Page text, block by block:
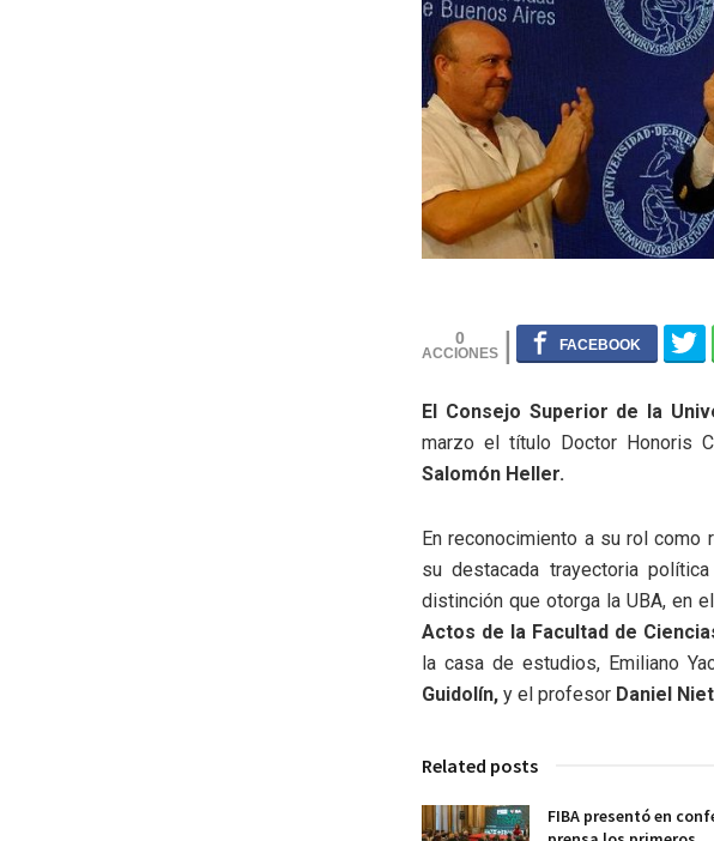
0
El Consejo Superior de la
marzo el título Doctor Honoris
Salomón Heller.
En reconocimiento a su rol
su destacada trayectoria
distinción que otorga la UBA, en
Actos de la Facultad de
la casa de estudios, Emiliano
Guidolín, y el profesor Daniel
Related posts
FIBA presentó en